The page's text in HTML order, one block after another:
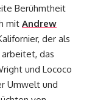
Berühmtheit
mit Andrew
der als
das
und Lococo
Umwelt und